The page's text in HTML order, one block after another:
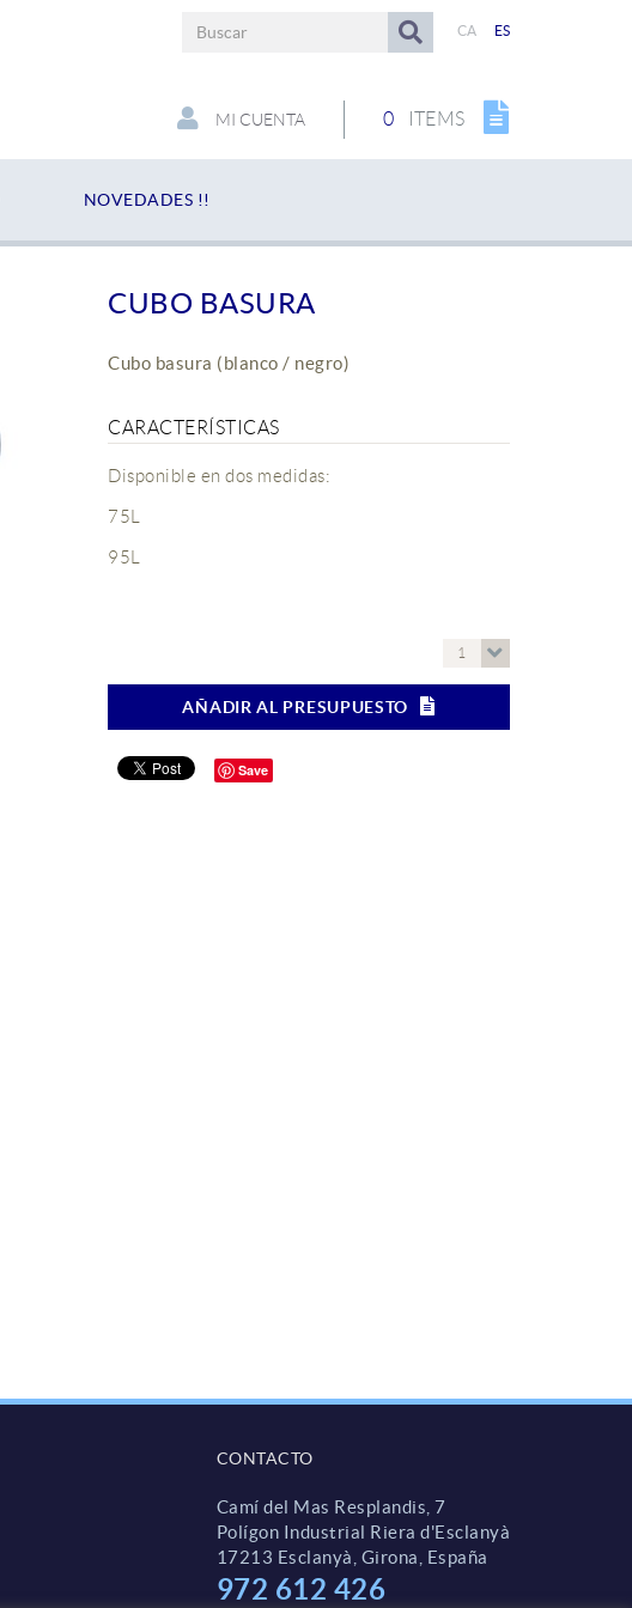
CA ES
0 ITEMS
MI CUENTA
NOVEDADES !!
CUBO BASURA
Cubo basura (blanco / negro)
CARACTERÍSTICAS
Disponible en dos medidas:
75L
95L
1
AÑADIR AL PRESUPUESTO
Save
CONTACTO
Camí del Mas Resplandis, 7
Polígon Industrial Riera d'Esclanyà
17213 Esclanyà, Girona, España
972 612 426